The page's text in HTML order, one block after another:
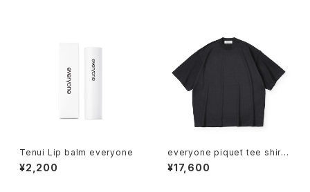
Tenui Lip balm everyone
¥2,200
everyone piquet tee shirt
(BLACK)
¥17,600